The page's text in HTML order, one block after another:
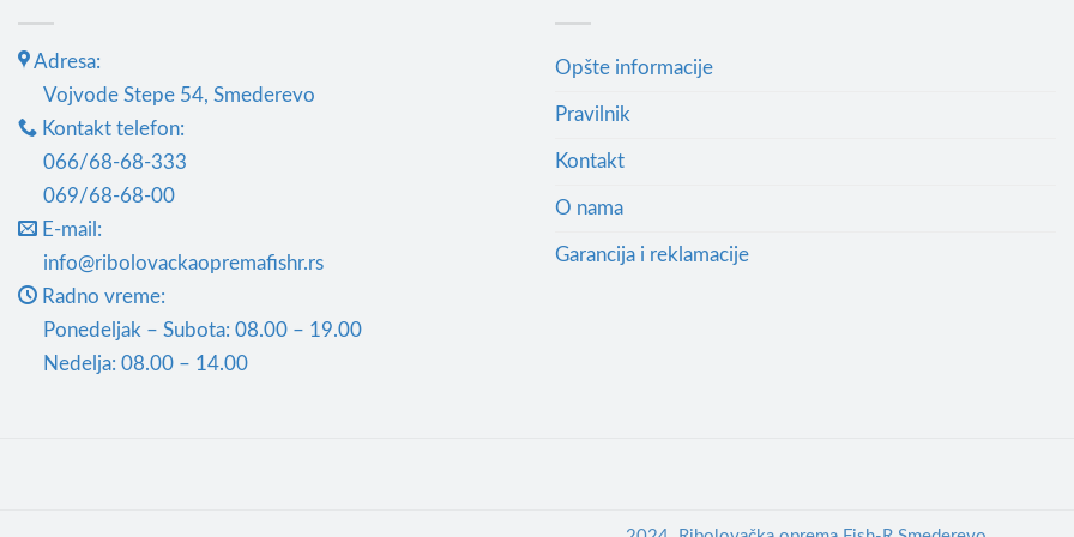
бити
Adresa:
Vojvode Stepe 54, Smederevo
Kontakt telefon:
066/68-68-333
069/68-68-00
E-mail:
info@ribolovackaopremafishr.rs
Radno vreme:
Ponedeljak – Subota: 08.00 – 19.00
Nedelja: 08.00 – 14.00
Opšte informacije
Pravilnik
Kontakt
O nama
Garancija i reklamacije